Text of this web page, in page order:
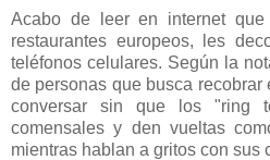
Acabo de leer en internet
restaurantes europeos, les
teléfonos celulares. Según la
de personas que busca recobrar
conversar sin que los "ring
comensales y den vueltas
mientras hablan a gritos con sus